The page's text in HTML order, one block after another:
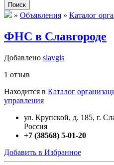
Поиск
» Объявления » Каталог
ФНС в Славгороде
Добавлено slavgis
1 отзыв
Находится в Каталог
управления
ул. Крупской, д. 185, г.
Россия
+7 (38568) 5-01-20
Добавить в Избранное